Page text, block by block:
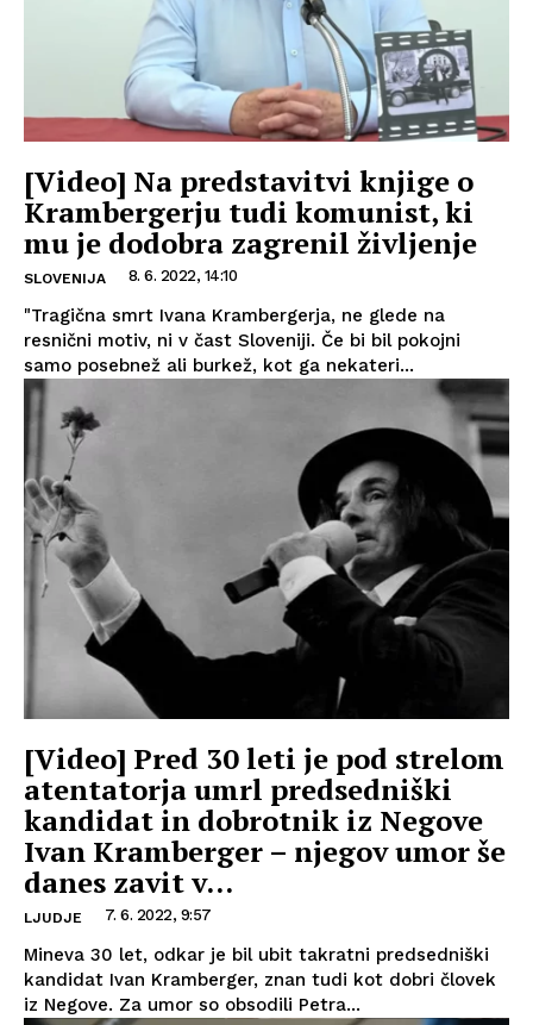
[Video] Na predstavitvi knjige o
Krambergerju tudi komunist, ki
mu je dodobra zagrenil življenje
SLOVENIJA 8. 6. 2022, 14:10
"Tragična smrt Ivana Krambergerja, ne glede na
resnični motiv, ni v čast Sloveniji. Če bi bil pokojni
samo posebnež ali burkež, kot ga nekateri...
[Video] Pred 30 leti je pod strelom
atentatorja umrl predsedniški
kandidat in dobrotnik iz Negove
Ivan Kramberger – njegov umor še
danes zavit v...
LJUDJE 7. 6. 2022, 9:57
Mineva 30 let, odkar je bil ubit takratni predsedniški
kandidat Ivan Kramberger, znan tudi kot dobri človek
iz Negove. Za umor so obsodili Petra...